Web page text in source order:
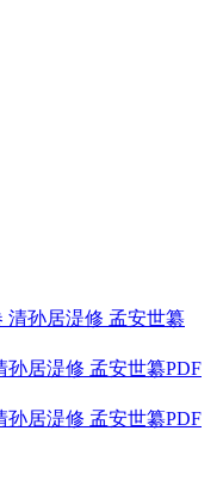
居湜修 孟安世纂PDF
居湜修 孟安世纂PDF